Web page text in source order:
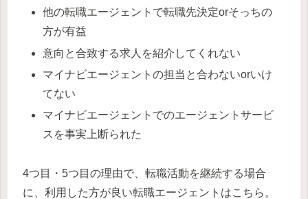
他の転職エージェントで転職先決定orそっちの
方が有益
意向と合致する求人を紹介してくれない
マイナビエージェントの担当と合わないorいけ
てない
マイナビエージェントでのエージェントサービ
スを事実上断られた
4つ目・5つ目の理由で、転職活動を継続する場合
に、利用した方が良い転職エージェントはこちら。